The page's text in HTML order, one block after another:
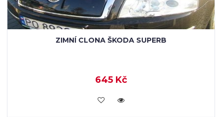
ZIMNÍ CLONA ŠKODA SUPERB
645 Kč
KOUPIT